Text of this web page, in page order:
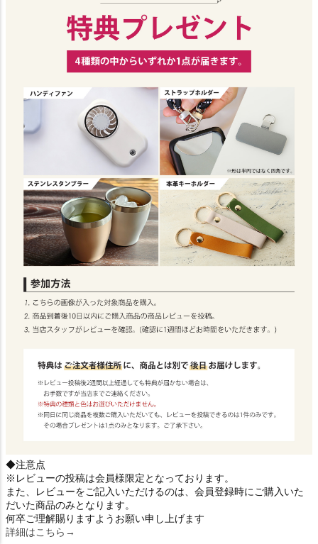
◆注意点
※レビューの投稿は会員様限定となっております。
また、レビューをご記入いただけるのは、会員登録時にご購入いた
だいた商品のみとなります。
何卒ご理解賜りますようお願い申し上げます
詳細はこちら→